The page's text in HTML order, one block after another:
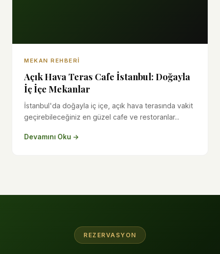
MEKAN REHBERI
Açık Hava Teras Cafe İstanbul: Doğayla
İç İçe Mekanlar
İstanbul'da doğayla iç içe, açık hava terasında vakit
geçirebileceğiniz en güzel cafe ve restoranlar...
Devamını Oku →
REZERVASYON